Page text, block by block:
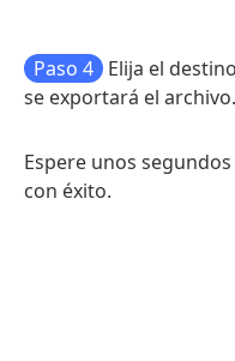
Paso 4 Elija el
se exportará el archivo.
Espere unos
con éxito.